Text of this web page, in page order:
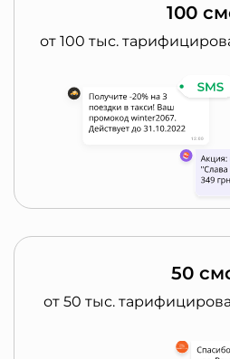
100
от 100 тыс.
50
от 50 тыс.